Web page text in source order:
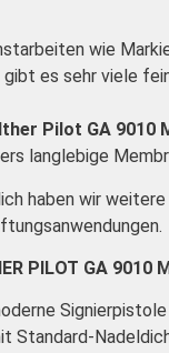
wie
gibt es sehr viele
Pilot GA 9010
langlebige
haben wir
PILOT GA 9010
Signierpistole
Standard-